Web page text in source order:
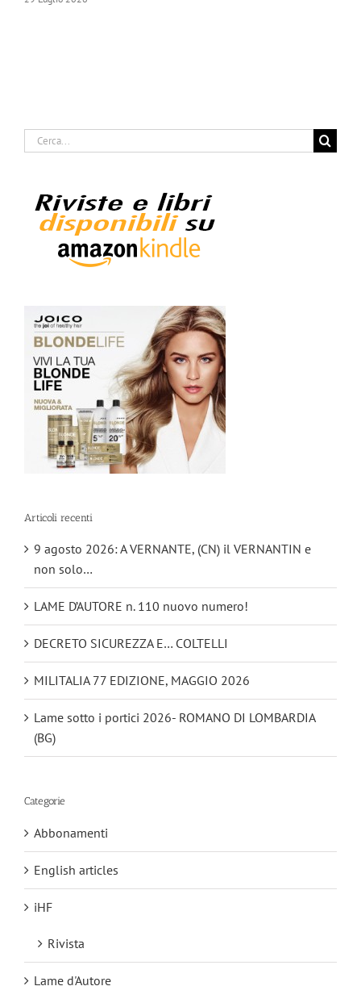
Cerca
Articoli recenti
9 agosto 2026: A VERNANTE, (CN) il VERNANTIN e
non solo…
LAME D’AUTORE n. 110 nuovo numero!
DECRETO SICUREZZA E… COLTELLI
MILITALIA 77 EDIZIONE, MAGGIO 2026
Lame sotto i portici 2026- ROMANO DI LOMBARDIA
(BG)
Categorie
Abbonamenti
English articles
iHF
Rivista
Lame d'Autore